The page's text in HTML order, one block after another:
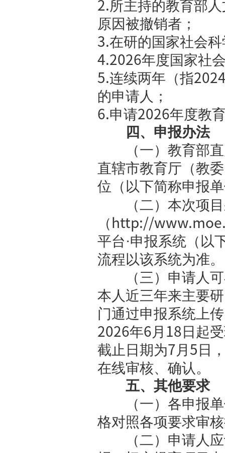
三、
（一）本
后申报。
（二）本
育工作的
等）。
（三）申
个申请者
（四）有
1.在研的
2.所主持
原因被撤
3.在研的
4.2026年
5.连续两
的申请人；
6.申请
四、